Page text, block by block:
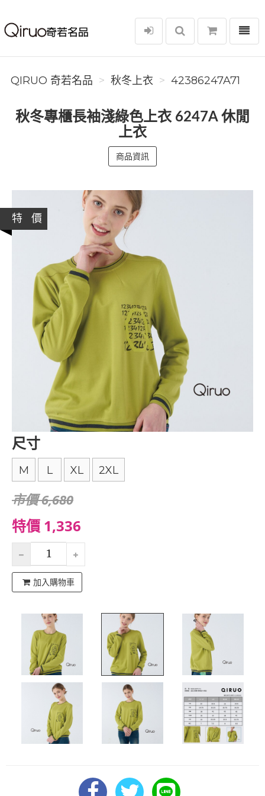
Qiruo 奇若名品
選單
QIRUO 奇若名品 秋冬上衣 42386247A71
秋冬專櫃長袖淺綠色上衣 6247A 休閒
上衣
商品資訊
特 價
尺寸
M L XL 2XL
市價 6,680
特價 1,336
加入購物車